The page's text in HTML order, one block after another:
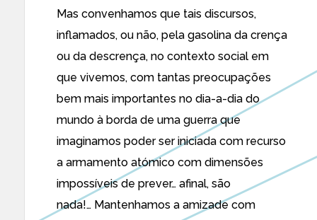
Mas convenhamos que tais discursos,
inflamados, ou não, pela gasolina da crença
ou da descrença, no contexto social em
que vivemos, com tantas preocupações
bem mais importantes no dia-a-dia do
mundo à borda de uma guerra que
imaginamos poder ser iniciada com recurso
a armamento atómico com dimensões
impossíveis de prever… afinal, são
nada!… Mantenhamos a amizade com